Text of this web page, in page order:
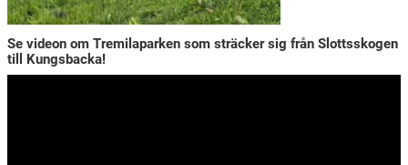
Se videon om Tremilaparken som sträcker sig från Slottsskogen
till Kungsbacka!